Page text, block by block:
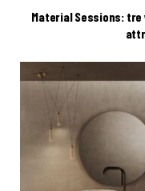
Material Sessions: